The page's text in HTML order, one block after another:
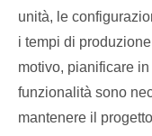
unità, le
i tempi di
motivo, pianificare
funzionalità sono
mantenere il